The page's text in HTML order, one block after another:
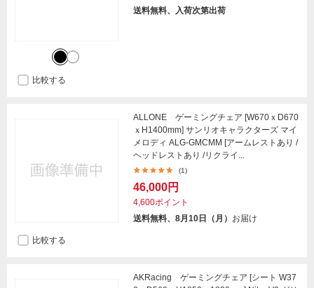
送料無料、入荷次第出荷
比較する
ALLONE ゲーミングチェア [W670ｘD670
ｘH1400mm] サンリオキャラクターズ マイ
メロディ ALG-GMCMM [アームレストあり /
ヘッドレストあり /リクライ...
(1)
46,000円
4,600ポイント
送料無料、8月10日（月） お届け
比較する
AKRacing ゲーミングチェア [シート W37